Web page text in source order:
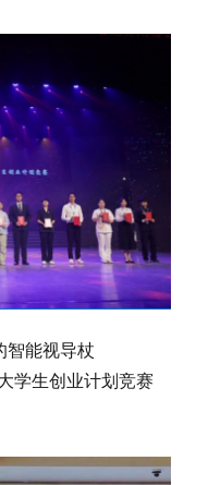
智能视导杖
学生创业计划竞赛